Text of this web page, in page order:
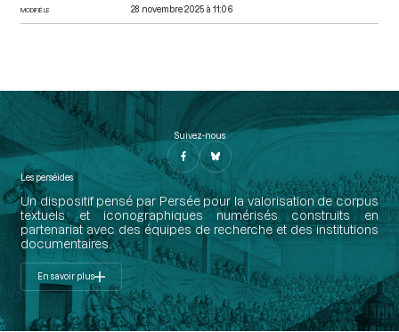
MODIFIÉ LE 28 novembre 2025 à 11:06
Suivez-nous
Les perséides
Un dispositif pensé par Persée pour la valorisation de corpus
textuels et iconographiques numérisés construits en
partenariat avec des équipes de recherche et des institutions
documentaires.
En savoir plus